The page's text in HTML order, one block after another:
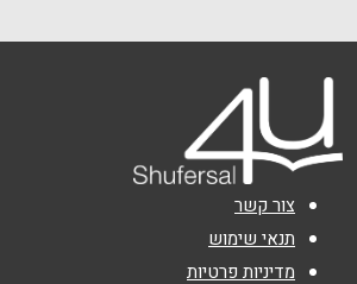
טלפון*
אימייל*
נושא*
צור קשר
תנאי שימוש
מדיניות פרטיות